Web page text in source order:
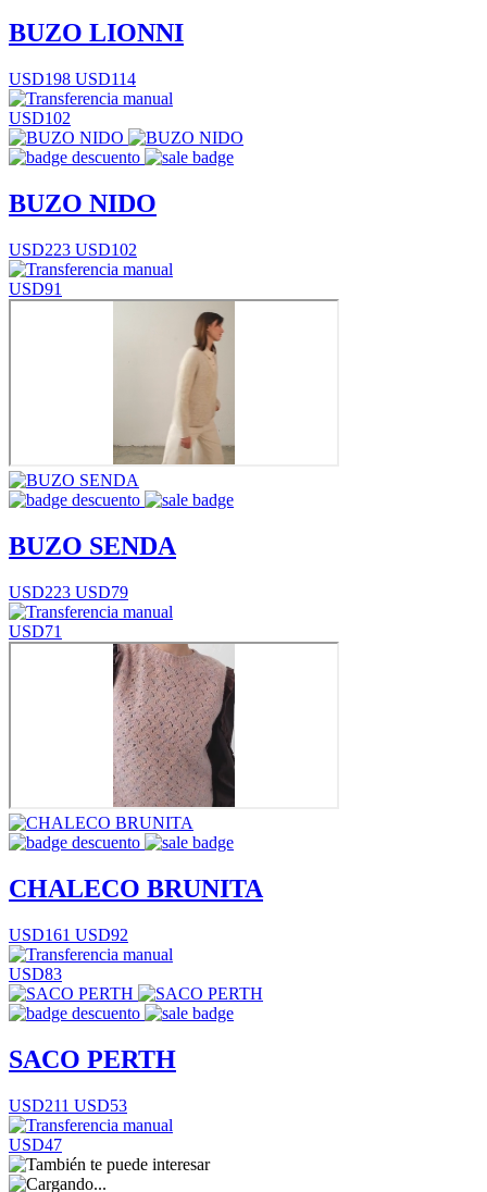
BUZO LIONNI
USD198 USD114
USD102
BUZO NIDO
USD223 USD102
USD91
BUZO SENDA
USD223 USD79
USD71
CHALECO BRUNITA
USD161 USD92
USD83
SACO PERTH
USD211 USD53
USD47